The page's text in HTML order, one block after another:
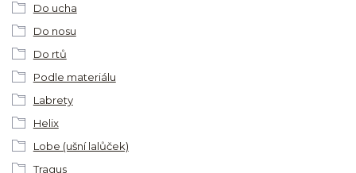
Do ucha
Do nosu
Do rtů
Podle materiálu
Labrety
Helix
Lobe (ušní lalůček)
Tragus